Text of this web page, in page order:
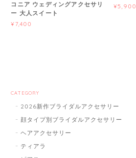
コニア ウェディングアクセサリ
ー 大人スイート
¥7,400
¥5,900
CATEGORY
2026新作ブライダルアクセサリー
顔タイプ別ブライダルアクセサリー
ヘアアクセサリー
ティアラ